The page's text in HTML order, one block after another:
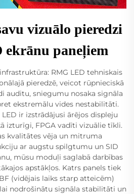
vizuālo pieredzi
ekrānu paneļiem
RMG LED tehniskais
pieredzē, veicot rūpnieciskā
auditu, sniegumu nosaka signāla
ekstremālu vides nestabilitāti.
LED ir izstrādājusi ārējos displeju
izturīgi, FPGA vadīti vizuālie tīkli.
kvalitātes vēja un mitruma
ar augstu spilgtumu un SID
mūsu moduļi saglabā darbības
apstākļos. Katrs panels tiek
(vidējais laiks starp atteicēm)
nodrošinātu signāla stabilitāti un